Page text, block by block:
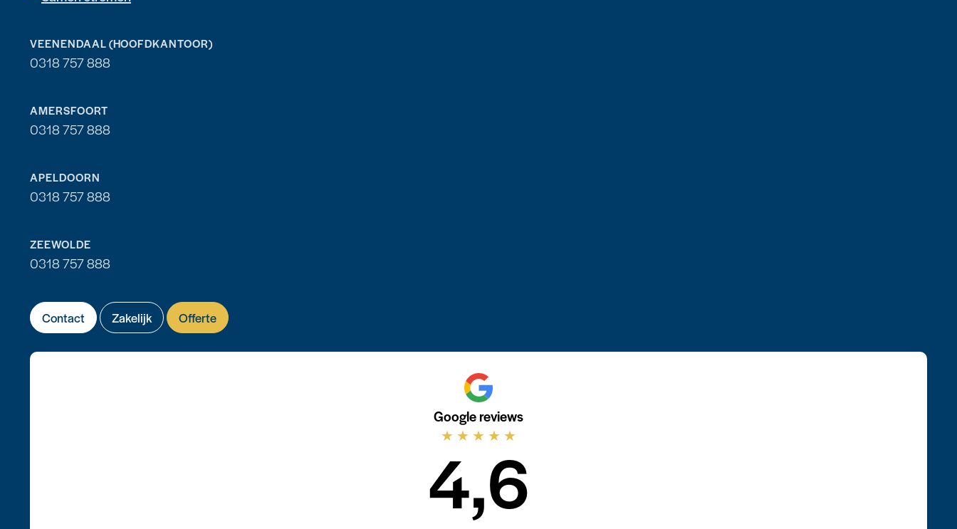
VEENENDAAL (HOOFDKANTOOR)
0318 757 888
AMERSFOORT
0318 757 888
APELDOORN
0318 757 888
ZEEWOLDE
0318 757 888
Contact Zakelijk Offerte
Google reviews
★ ★ ★ ★ ★
4,6